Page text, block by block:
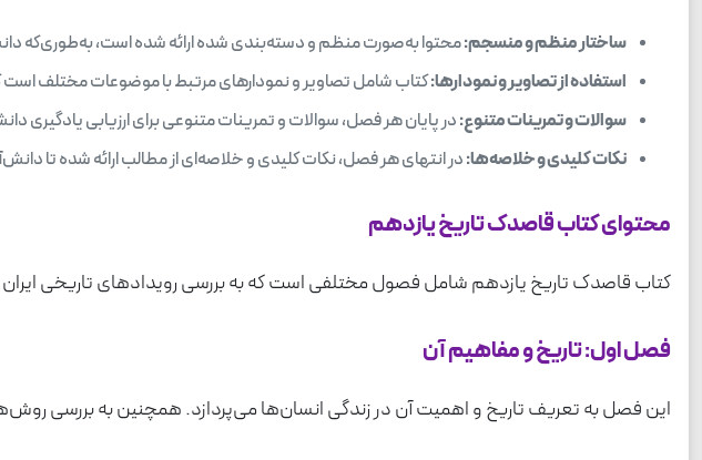
ساختار منظم و منسجم:محتوا به‌صورت منظم و دسته‌بندی شده ارائه شده است، به‌طوری‌که
استفاده از تصاویر و نمودارها:کتاب شامل تصاویر و نمودارهای مرتبط با موضوعات مختلف
سوالات و تمرینات متنوع:در پایان هر فصل، سوالات و تمرینات متنوعی برای ارزیابی یادگیری
نکات کلیدی و خلاصه‌ها:در انتهای هر فصل، نکات کلیدی و خلاصه‌ای از مطالب ارائه شده تا
محتوای کتاب قاصدک تاریخ یازدهم
کتاب قاصدک تاریخ یازدهم شامل فصول مختلفی است که به بررسی رویدادهای تاریخی
فصل اول: تاریخ و مفاهیم آن
این فصل به تعریف تاریخ و اهمیت آن در زندگی انسان‌ها می‌پردازد. همچنین به بررسی